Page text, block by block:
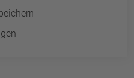
Consent